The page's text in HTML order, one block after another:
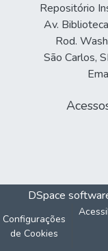
Repositório
Av.
Rod.
São Carlos,
DSpace
Configurações
de Cookies